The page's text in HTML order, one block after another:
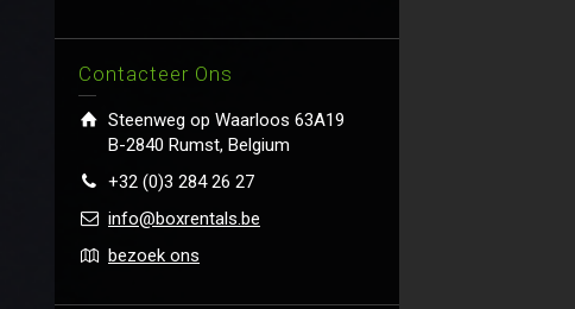
Contacteer Ons
Steenweg op Waarloos 63A19
B-2840 Rumst, Belgium
+32 (0)3 284 26 27
info@boxrentals.be
bezoek ons